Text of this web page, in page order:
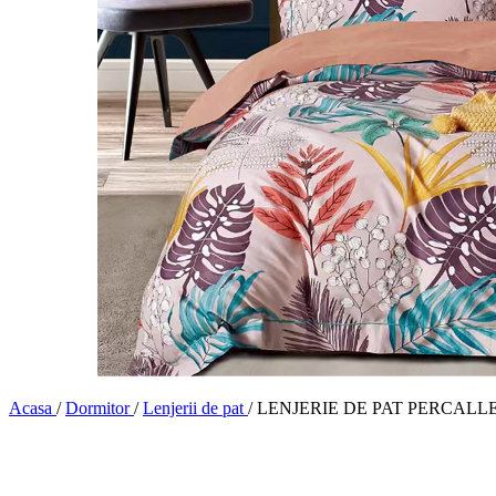
Acasa / Dormitor/ Lenjerii de pat / LENJERIE DE PAT